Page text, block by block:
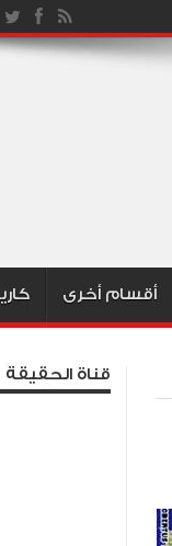
أقسام أخرى
قناة الحقيقة